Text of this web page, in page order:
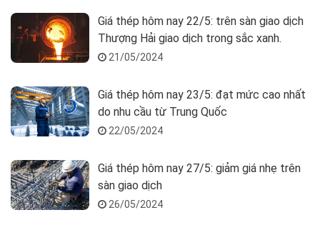
Giá thép hôm nay 22/5: trên sàn giao dịch
Thượng Hải giao dịch trong sắc xanh.
21/05/2024
Giá thép hôm nay 23/5: đạt mức cao nhất
do nhu cầu từ Trung Quốc
22/05/2024
Giá thép hôm nay 27/5: giảm giá nhẹ trên
sàn giao dịch
26/05/2024